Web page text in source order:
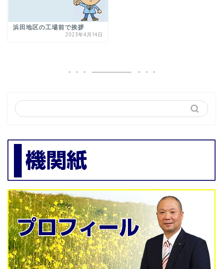
浜田地区の工場前で挨拶
2023年4月14日